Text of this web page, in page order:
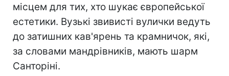
місцем для тих, хто шукає європейської
естетики. Вузькі звивисті вулички ведуть
до затишних кав'ярень та крамничок, які,
за словами мандрівників, мають шарм
Санторіні.